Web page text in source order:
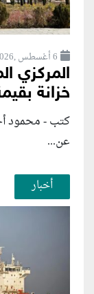
6 أغسطس ,2026
المركزي
خزانة بقيمة 16.5
كتب - محمود
عن...
أخبار